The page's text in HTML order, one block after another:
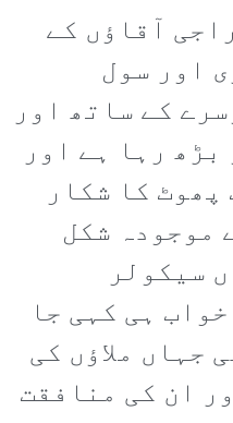
آقاؤں کے
اور سول
کے ساتھ اور
رہا ہے اور
کا شکار
موجودہ شکل
سیکولر
ہی کہی جا
جہاں ملاؤں کی
ان کی منافقت